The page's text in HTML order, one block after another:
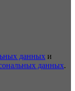
данных и
данных.